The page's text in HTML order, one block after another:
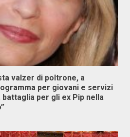
valzer di poltrone, a
per giovani e servizi
per gli ex Pip nella